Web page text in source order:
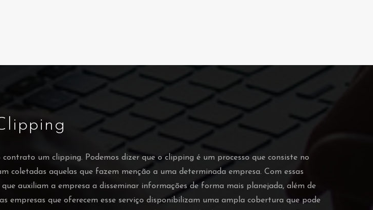
um clipping. Podemos dizer que o clipping é um processo que consiste no
coletadas aquelas que fazem menção a uma determinada empresa. Com essas
auxiliam a empresa a disseminar informações de forma mais planejada, além de
que oferecem esse serviço disponibilizam uma ampla cobertura que pode